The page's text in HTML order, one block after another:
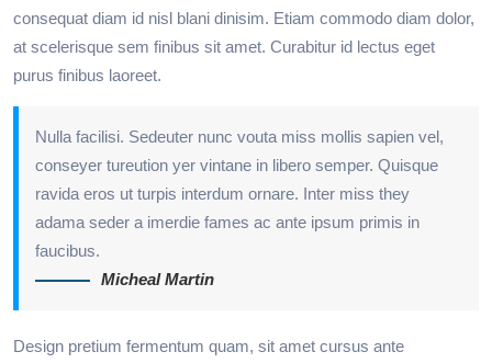
consequat diam id nisl blani dinisim. Etiam commodo diam dolor,
at scelerisque sem finibus sit amet. Curabitur id lectus eget
purus finibus laoreet.
Nulla facilisi. Sedeuter nunc vouta miss mollis sapien vel,
conseyer tureution yer vintane in libero semper. Quisque
ravida eros ut turpis interdum ornare. Inter miss they
adama seder a imerdie fames ac ante ipsum primis in
faucibus.
Micheal Martin
Design pretium fermentum quam, sit amet cursus ante